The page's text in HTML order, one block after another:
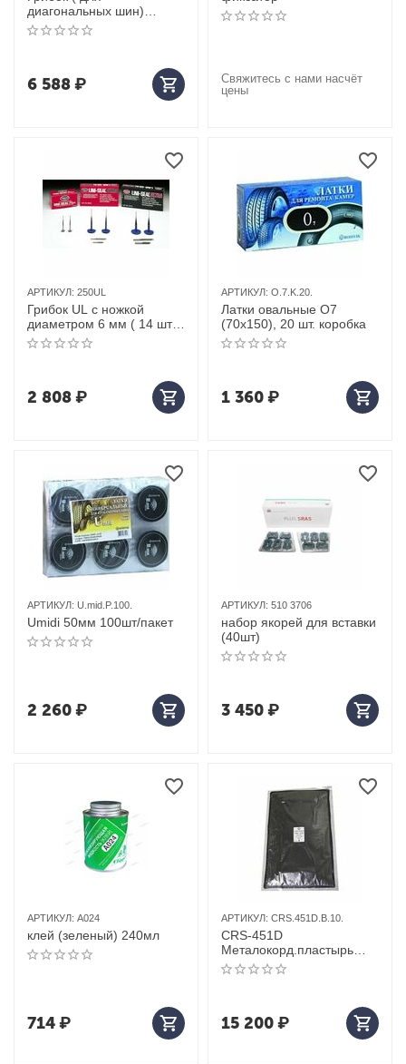
диагональных шин)
диаметром 23 мм (6 шт)
6 588₽
Свяжитесь с нами насчёт
цены
АРТИКУЛ: 250UL
Грибок UL с ножкой
диаметром 6 мм ( 14 штук
в упаковке )
2 808₽
АРТИКУЛ: O.7.K.20.
Латки овальные О7
(70х150), 20 шт. коробка
1 360₽
АРТИКУЛ: U.mid.P.100.
Umidi 50мм 100шт/пакет
2 260₽
АРТИКУЛ: 510 3706
набор якорей для вставки
(40шт)
3 450₽
АРТИКУЛ: A024
клей (зеленый) 240мл
714₽
АРТИКУЛ: CRS.451D.B.10.
CRS-451D
Металокорд.пластырь
10шт 180*300
15 200₽